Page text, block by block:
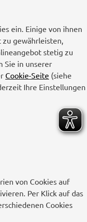
ein. Einige von ihnen
gewährleisten,
stetig zu
Sie in unserer
Cookie-Seite (siehe
Ihre Einstellungen
von Cookies auf
Per Klick auf das
Cookies